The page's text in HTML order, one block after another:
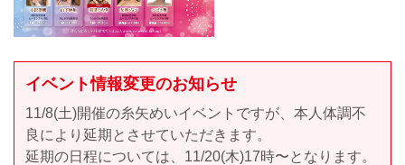
イベント情報変更のお知らせ
11/8(土)開催の糸矢めいイベントですが、本人体調不
良により延期とさせていただきます。
延期の日程については、11/20(木)17時〜となります。